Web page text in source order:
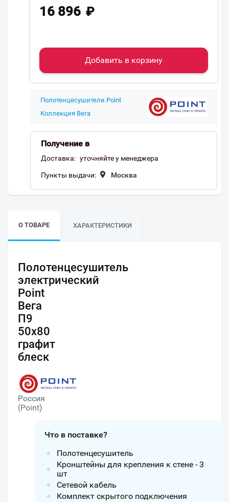
16 896 ₽
Добавить в корзину
Полотенцесушители Point
Коллекция Вега
Получение в
Доставка: уточняйте у менеджера
Пункты выдачи: Москва
О ТОВАРЕ ХАРАКТЕРИСТИКИ
Полотенцесушитель
электрический
Point
Вега
П9
50x80
графит
блеск
Россия
(Point)
Что в поставке?
Полотенцесушитель
Кронштейны для крепления к стене - 3
шт
Сетевой кабель
Комплект скрытого подключения